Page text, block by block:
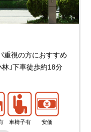
重視の方におすすめ
｣下車徒歩約18分
車椅子有 安価